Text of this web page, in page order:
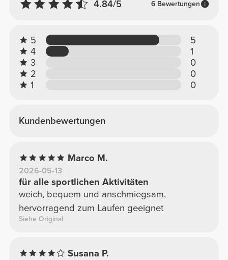
4.84/5 6 Bewertungen
5
5
4
1
3
0
2
0
1
0
Kundenbewertungen
Marco M.
2026-05-13
für alle sportlichen Aktivitäten
weich, bequem und anschmiegsam,
hervorragend zum Laufen geeignet
Siehe Original
Susana P.